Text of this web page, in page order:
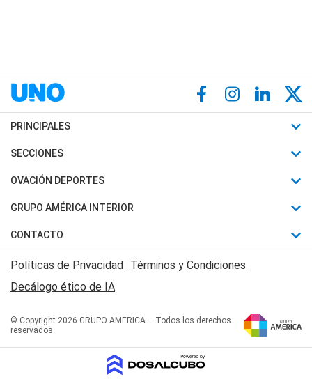
PRINCIPALES
Últimas Noticias
Política
Judiciales
Economia
SECCIONES
Horóscopo
Motores
Trucos caseros
Series y Películas
Edictos y Solicitadas
OVACIÓN DEPORTES
Fútbol
Mundial
Automovilismo
Rugby
Básquet
GRUPO AMÉRICA INTERIOR
Canal 7 en Vivo
San Juan 8
CONTACTO
Acerca de Nosotros
Contactanos
Políticas de Privacidad Términos y Condiciones
Decálogo ético de IA
© Copyright 2026 GRUPO AMERICA – Todos los derechos
reservados